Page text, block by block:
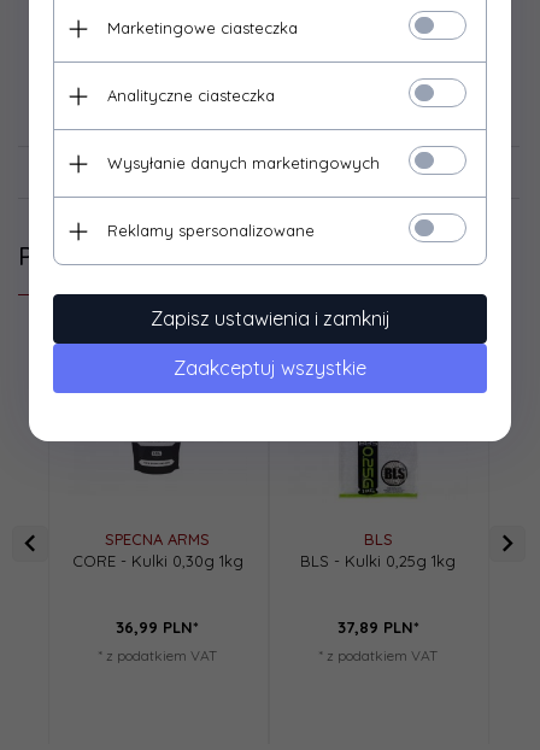
Opinie Klientów
Podobne produkty
SPECNA ARMS
CORE - Kulki 0,30g 1kg
36,99 PLN*
* z podatkiem VAT
BLS
BLS - Kulki 0,25g 1kg
37,89 PLN*
* z podatkiem VAT
Marketingowe ciasteczka
Analityczne ciasteczka
Wysyłanie danych marketingowych
Reklamy spersonalizowane
Zapisz ustawienia i zamknij
Zaakceptuj wszystkie